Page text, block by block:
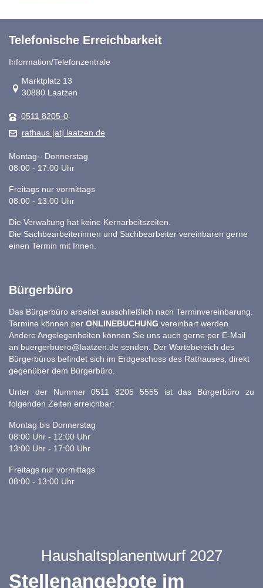
Telefonische Erreichbarkeit
Information/Telefonzentrale
Link zur Google-Maps Navigation
Marktplatz 13
30880 Laatzen
0511 8205-0
rathaus [at] laatzen.de
Montag - Donnerstag
08:00 - 17:00 Uhr
Freitags nur vormittags
08:00 - 13:00 Uhr
Die Verwaltung hat keine Kernarbeitszeiten.
Die Sachbearbeiterinnen und Sachbearbeiter vereinbaren gerne
einen Termin mit Ihnen.
Bürgerbüro
Das Bürgerbüro arbeitet ausschließlich nach Terminvereinbarung.
Termine können per ONLINEBUCHUNG vereinbart werden.
Andere Angelegenheiten können Sie uns auch gerne per E-Mail
an buergerbuero@laatzen.de senden. Der Wartebereich des
Bürgerbüros befindet sich im Erdgeschoss des Rathauses, direkt
gegenüber dem Bürgerbüro.
Unter der Nummer 0511 8205 5555 ist das Bürgerbüro zu
folgenden Zeiten erreichbar:
Montag bis Donnerstag
08:00 Uhr - 12:00 Uhr
13:00 Uhr - 17:00 Uhr
Freitags nur vormittags
08:00 - 13:00 Uhr
Haushaltsplanentwurf 2027
Stellenangebote im